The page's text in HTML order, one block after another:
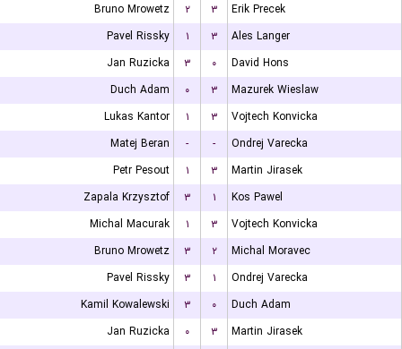
Bruno Mrowetz
۲ ۳
Erik Precek
Pavel Rissky
۱ ۳
Ales Langer
Jan Ruzicka
۳ ۰
David Hons
Duch Adam
۰ ۳
Mazurek Wieslaw
Lukas Kantor
۱ ۳
Vojtech Konvicka
Matej Beran
- -
Ondrej Varecka
Petr Pesout
۱ ۳
Martin Jirasek
Zapala Krzysztof
۳ ۱
Kos Pawel
Michal Macurak
۱ ۳
Vojtech Konvicka
Bruno Mrowetz
۳ ۲
Michal Moravec
Pavel Rissky
۳ ۱
Ondrej Varecka
Kamil Kowalewski
۳ ۰
Duch Adam
Jan Ruzicka
۰ ۳
Martin Jirasek